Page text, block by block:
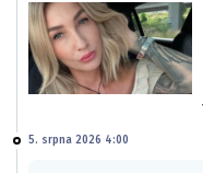
5. srpna 2026 4:00